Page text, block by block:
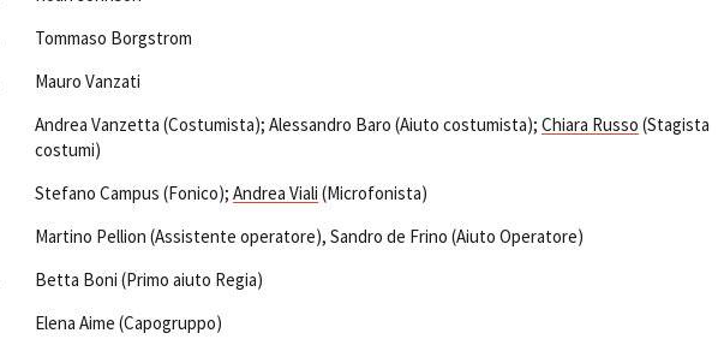
Tommaso Borgstrom
Mauro Vanzati
Andrea Vanzetta (Costumista); Alessandro Baro (Aiuto costumista); Chiara Russo (Stagista
costumi)
Stefano Campus (Fonico); Andrea Viali (Microfonista)
Martino Pellion (Assistente operatore), Sandro de Frino (Aiuto Operatore)
Betta Boni (Primo aiuto Regia)
Elena Aime (Capogruppo)